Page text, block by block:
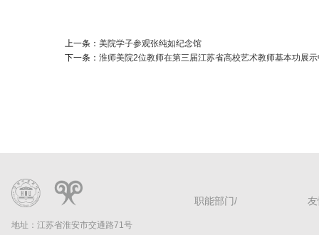
上一条： 美院学子参观张纯如纪念馆
下一条： 淮师美院2位教师在第三届江苏省高校艺术教师基本功展
地址：江苏省淮安市交通路71号
职能部门/